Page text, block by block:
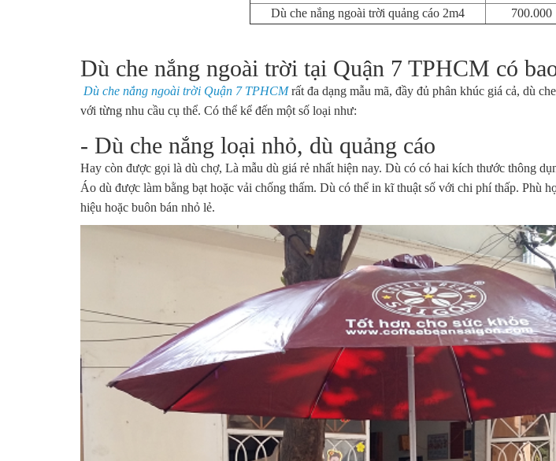
Dù che nắng ngoài trời quảng cáo 2m4
700.000
Dù che nắng ngoài trời tại Quận 7 TPHCM có
Dù che nắng ngoài trời Quận 7 TPHCMrất đa dạng mẫu mã, đầy đủ phân khúc giá cả, dù
với từng nhu cầu cụ thể. Có thể kể đến một số loại như:
- Dù che nắng loại nhỏ, dù quảng cáo
Hay còn được gọi là dù chợ, Là mẫu dù giá rẻ nhất hiện nay. Dù có có hai kích thước thông
Áo dù được làm bằng bạt hoặc vải chống thấm. Dù có thể in kĩ thuật số với chi phí thấp. Phù
hiệu hoặc buôn bán nhỏ lẻ.